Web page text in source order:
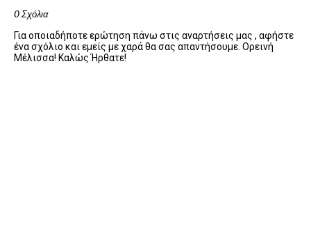
0 Σχόλια
Για οποιαδήποτε ερώτηση πάνω στις αναρτήσεις μας , αφήστε
ένα σχόλιο και εμείς με χαρά θα σας απαντήσουμε. Ορεινή
Μέλισσα! Καλώς Ήρθατε!